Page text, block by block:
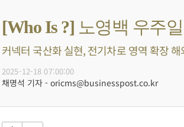
[Who Is ?] 노영백 우주
커넥터 국산화 실현, 전기차로 영역 확장
2025-12-18 07:00:00
채명석 기자 - oricms@businesspost.co.kr